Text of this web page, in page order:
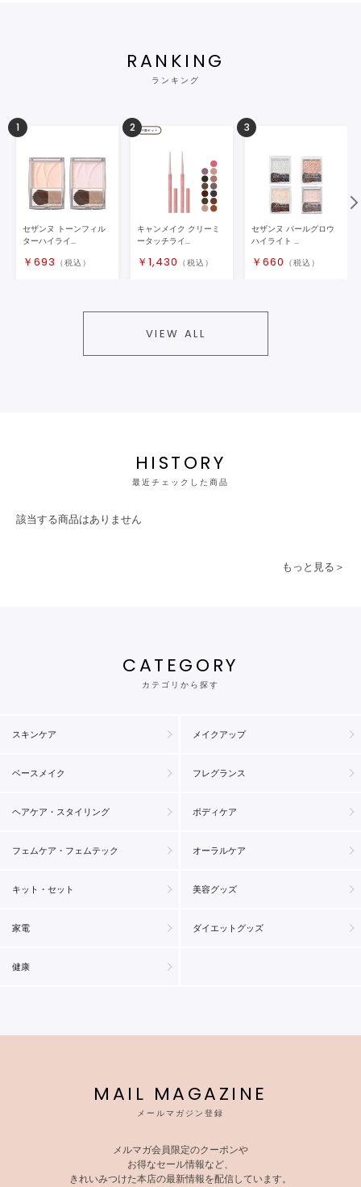
RANKING
ランキング
1
セザンヌ トーンフィル
ターハイライ...
￥ 693 （税込）
2
キャンメイク クリーミ
ータッチライ...
￥ 1,430 （税込）
3
セザンヌ パールグロウ
ハイライト ...
￥ 660 （税込）
VIEW ALL
HISTORY
最近チェックした商品
該当する商品はありません
もっと見る＞
CATEGORY
カテゴリから探す
スキンケア メイクアップ
ベースメイク フレグランス
ヘアケア・スタイリング ボディケア
フェムケア・フェムテック オーラルケア
キット・セット 美容グッズ
家電 ダイエットグッズ
健康
MAIL MAGAZINE
メールマガジン登録
メルマガ会員限定のクーポンや
お得なセール情報など、
きれいみつけた本店の最新情報を配信しています。